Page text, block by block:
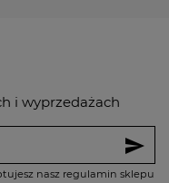
i wyprzedażach
send
nasz regulamin sklepu